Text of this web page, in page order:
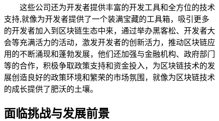
这些公司还为开发者提供丰富的开发工具和全方位的技术
支持,就像为开发者提供了一个装满宝藏的工具箱，吸引更多
的开发者加入到区块链生态中来，通过举办黑客松、开发者大
会等充满活力的活动，激发开发者的创新活力，推动区块链应
用的不断涌现和蓬勃发展，他们还加强与金融机构、政府部门
等的合作，积极争取政策支持和资金投入，为区块链技术的发
展创造良好的政策环境和繁荣的市场氛围，就像为区块链技术
的成长提供了肥沃的土壤。
面临挑战与发展前景